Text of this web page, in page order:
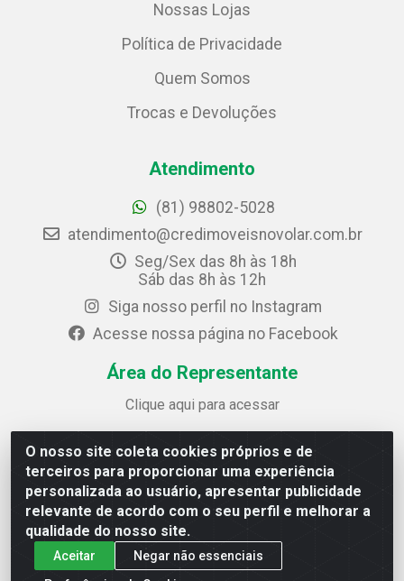
O nosso site coleta cookies próprios e de
terceiros para proporcionar uma experiência
personalizada ao usuário, apresentar publicidade
relevante de acordo com o seu perfil e melhorar a
qualidade do nosso site.
Aceitar
Negar não essenciais
Nossas Lojas
Política de Privacidade
Quem Somos
Trocas e Devoluções
Atendimento
(81) 98802-5028
atendimento@credimoveisnovolar.com.br
Seg/Sex das 8h às 18h
Sáb das 8h às 12h
Siga nosso perfil no Instagram
Acesse nossa página no Facebook
Área do Representante
Clique aqui para acessar
Credimóveis Novolar Ltda
Rua José Alves Bezerra, 430 - Prazeres - Jaboatão dos
Guararapes / PE - CEP 54.325-610
CNPJ: 09.930.165/0013-70